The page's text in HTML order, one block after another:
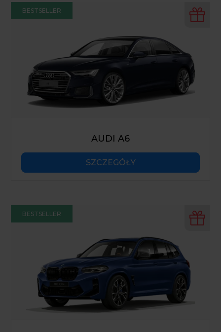
BESTSELLER
AUDI A6
SZCZEGÓŁY
BESTSELLER